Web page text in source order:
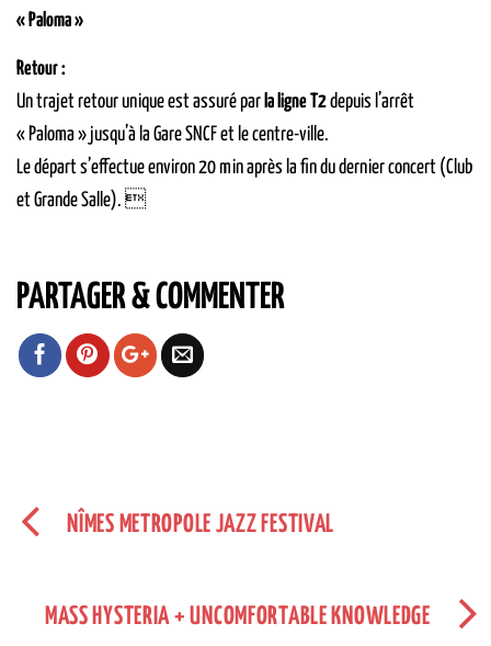
« Paloma »
Retour :
Un trajet retour unique est assuré par la ligne T2depuis l’arrêt
« Paloma » jusqu’à la Gare SNCF et le centre-ville.
Le départ s’effectue environ 20 min après la fin du dernier concert (Club
et Grande Salle). 
PARTAGER & COMMENTER
NÎMES METROPOLE JAZZ FESTIVAL
MASS HYSTERIA + UNCOMFORTABLE KNOWLEDGE